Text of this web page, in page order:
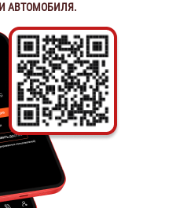
АВТОМОБИЛЯ.